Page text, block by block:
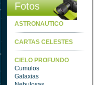
Fotos
ASTRONAUTICO
CARTAS CELESTES
CIELO PROFUNDO
Cumulos
Galaxias